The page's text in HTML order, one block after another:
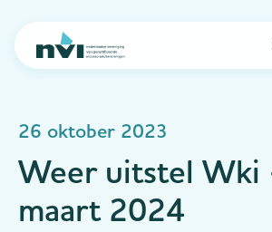
Navigation
26 oktober 2023
Weer uitstel
maart 2024